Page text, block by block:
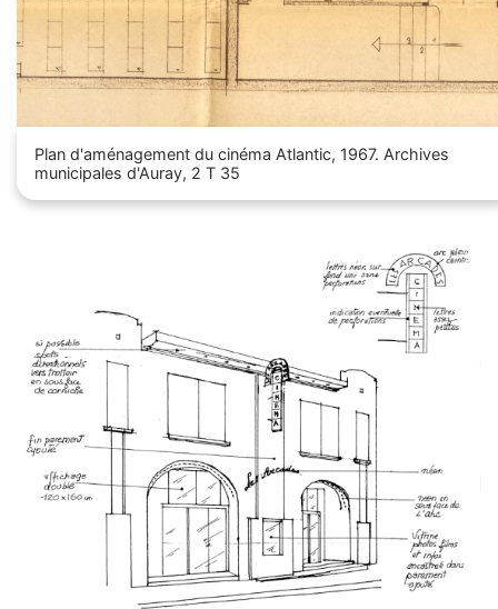
Plan d'aménagement du cinéma Atlantic, 1967. Archives
municipales d'Auray, 2 T 35